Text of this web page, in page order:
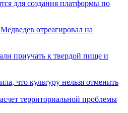
для создания платформы по
отреагировал на
приучать к твердой пище и
что культуру нельзя отменить
территориальной проблемы